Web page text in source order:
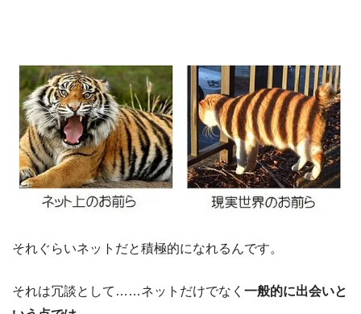
それぐらいネットだと積極的になれるんです。
それは冗談として……ネットだけでなく 一般的に出会いと